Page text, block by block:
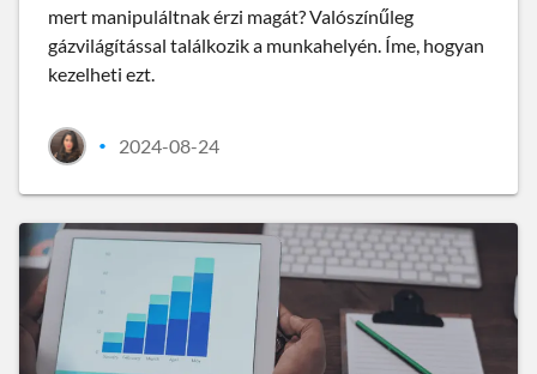
mert manipuláltnak érzi magát? Valószínűleg
gázvilágítással találkozik a munkahelyén. Íme, hogyan
kezelheti ezt.
• 2024-08-24